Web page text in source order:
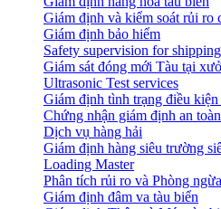
Giám định và kiểm soát rủi ro
Giám định bảo hiểm
Safety supervision for shipping
Giám sát đóng mới Tàu tại
Ultrasonic Test services
Giám định tình trạng điều
Chứng nhận giám định an
Dịch vụ hàng hải
Giám định hàng siêu trường
Loading Master
Phân tích rủi ro và Phòng
​Giám định đâm va tàu biển